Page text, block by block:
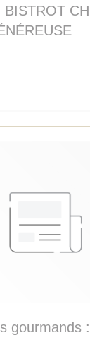
BISTROT
gourmands